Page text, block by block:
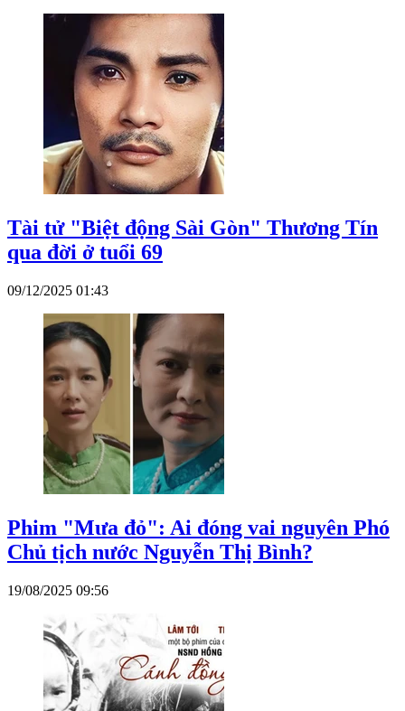
Tài tử "Biệt động Sài Gòn" Thương Tín
qua đời ở tuổi 69
09/12/2025 01:43
Phim "Mưa đỏ": Ai đóng vai nguyên Phó
Chủ tịch nước Nguyễn Thị Bình?
19/08/2025 09:56